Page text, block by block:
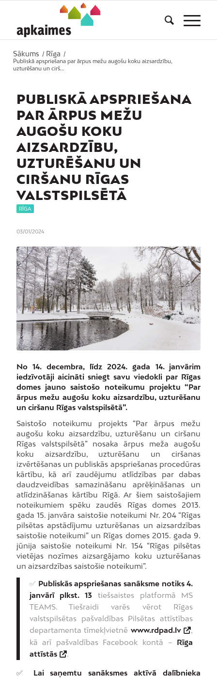
Sākums / Rīga
/
Publiskā apspriešana par ārpus mežu augošu koku aizsardzību,
uzturēšanu un cirš...
PUBLISKĀ APSPRIEŠANA
PAR ĀRPUS MEŽU
AUGOŠU KOKU
AIZSARDZĪBU,
UZTURĒŠANU UN
CIRŠANU RĪGAS
VALSTSPILSĒTĀ
RĪGA
03/01/2024
No 14. decembra, līdz 2024. gada 14. janvārim
iedzīvotāji aicināti sniegt savu viedokli par Rīgas
domes jauno saistošo noteikumu projektu “Par
ārpus mežu augošu koku aizsardzību, uzturēšanu
un ciršanu Rīgas valstspilsētā”.
Saistošo noteikumu projekts “Par ārpus mežu
augošu koku aizsardzību, uzturēšanu un ciršanu
Rīgas valstspilsētā” nosaka ārpus meža augošu
koku aizsardzību, uzturēšanu un ciršanas
izvērtēšanas un publiskās apspriešanas procedūras
kārtību, kā arī zaudējumu atlīdzības par dabas
daudzveidības samazināšanu aprēķināšanas un
atlīdzināšanas kārtību Rīgā. Ar šiem saistošajiem
noteikumiem spēku zaudēs Rīgas domes 2013.
gada 15. janvāra saistošie noteikumi Nr. 204 “Rīgas
pilsētas apstādījumu uzturēšanas un aizsardzības
saistošie noteikumi” un Rīgas domes 2015. gada 9.
jūnija saistošie noteikumi Nr. 154 “Rīgas pilsētas
vietējas nozīmes aizsargājamo koku uzturēšanas
un aizsardzības saistošie noteikumi”.
✅ Publiskās apspriešanas sanāksme notiks 4.
janvārī plkst. 13 tiešsaistes platformā MS
TEAMS. Tiešraidi varēs vērot Rīgas
valstspilsētas pašvaldības Pilsētas attīstības
departamenta tīmekļvietnēwww.rdpad.lv
,
kā arī pašvaldības Facebook kontā – Rīga
attīstās
.
✅ Lai saņemtu sanāksmes aktīvā dalībnieka